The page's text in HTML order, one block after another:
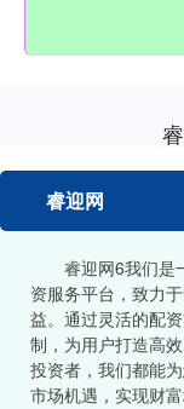
睿迎网
睿迎网6我们是
资服务平台，致力
益。通过灵活的配
制，为用户打造高
投资者，我们都能
市场机遇，实现财